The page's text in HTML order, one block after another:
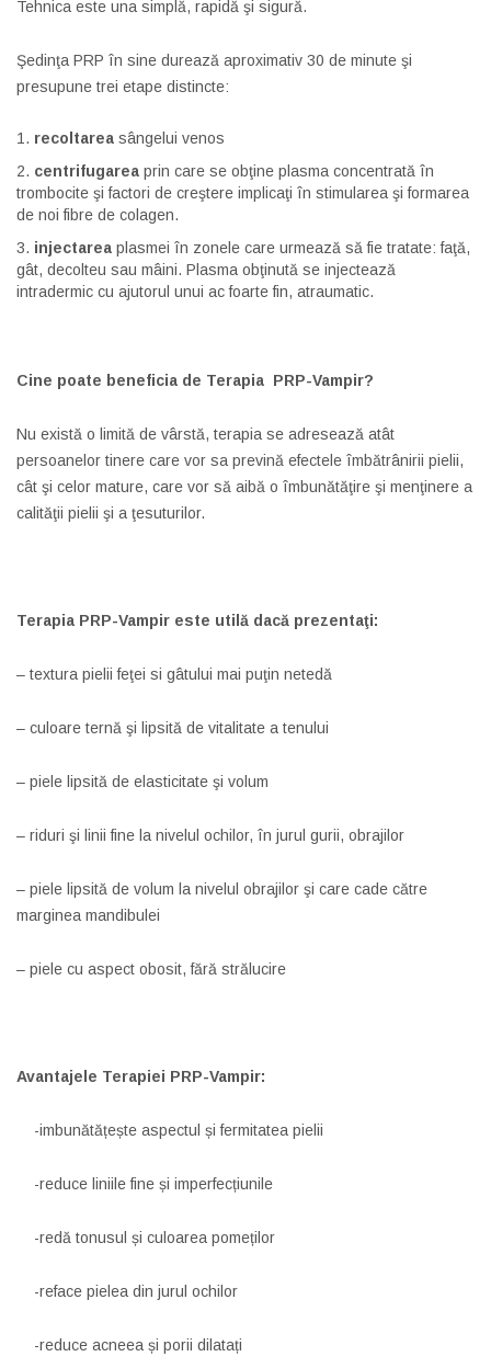
Tehnica este una simplă, rapidă şi sigură.
Şedinţa PRP în sine durează aproximativ 30 de minute şi
presupune trei etape distincte:
recoltarea sângelui venos
centrifugarea prin care se obţine plasma concentrată în
trombocite şi factori de creştere implicaţi în stimularea şi formarea
de noi fibre de colagen.
injectarea plasmei în zonele care urmează să fie tratate: faţă,
gât, decolteu sau mâini. Plasma obţinută se injectează
intradermic cu ajutorul unui ac foarte fin, atraumatic.
Cine poate beneficia de Terapia PRP-Vampir?
Nu există o limită de vârstă, terapia se adresează atât
persoanelor tinere care vor sa prevină efectele îmbătrânirii pielii,
cât şi celor mature, care vor să aibă o îmbunătăţire şi menţinere a
calităţii pielii şi a ţesuturilor.
Terapia PRP-Vampir este utilă dacă prezentaţi:
– textura pielii feţei si gâtului mai puţin netedă
– culoare ternă şi lipsită de vitalitate a tenului
– piele lipsită de elasticitate şi volum
– riduri şi linii fine la nivelul ochilor, în jurul gurii, obrajilor
– piele lipsită de volum la nivelul obrajilor şi care cade către
marginea mandibulei
– piele cu aspect obosit, fără strălucire
Avantajele Terapiei PRP-Vampir:
-imbunătățește aspectul și fermitatea pielii
-reduce liniile fine și imperfecțiunile
-redă tonusul și culoarea pomeților
-reface pielea din jurul ochilor
-reduce acneea și porii dilatați